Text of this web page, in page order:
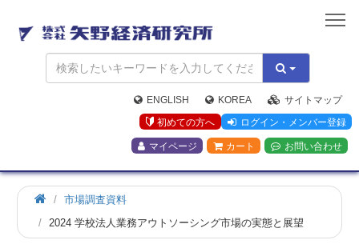
矢
野
経
済
研
究
所
ENGLISH KOREA
サイトマップ
初めての方へ
ログイン・メンバー登録
マイページ カート お問い合わせ
市場調査資料
2024 学校法人業務アウトソーシング市場の実態と展望